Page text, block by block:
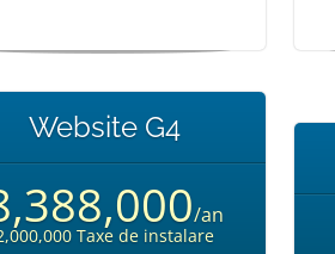
Website G4
/an
Taxe de instalare